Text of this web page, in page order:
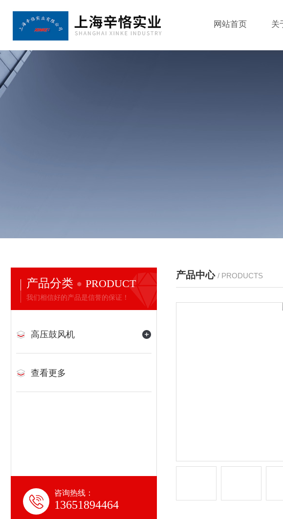
网站首页 关
产品分类 PRODUCT
我们相信好的产品是信誉的保证！
高压鼓风机
查看更多
咨询热线：
13651894464
产品中心 / PRODUCTS